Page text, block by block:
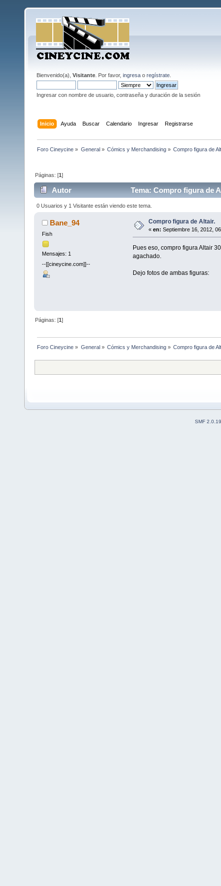
Bienvenido(a), Visitante . Por favor, ingresa o regístrate
Ingresar con nombre de usuario, contraseña y duración de la sesión
Inicio Ayuda Buscar Calendario Ingresar Registrarse
Foro Cineycine » General» Cómics y Merchandising» Compro figura de
Páginas: [1]
Autor Tema: Compro figura de
0 Usuarios y 1 Visitante están viendo este tema.
Bane_94
Fish
Mensajes: 1
--[[cineycine.com]]--
Compro figura de Altair.
« en: Septiembre 16, 2012,
Pues eso, compro figura Altair
agachado.
Dejo fotos de ambas figuras:
Páginas: [1]
Foro Cineycine » General» Cómics y Merchandising» Compro figura de
SMF 2.0.19